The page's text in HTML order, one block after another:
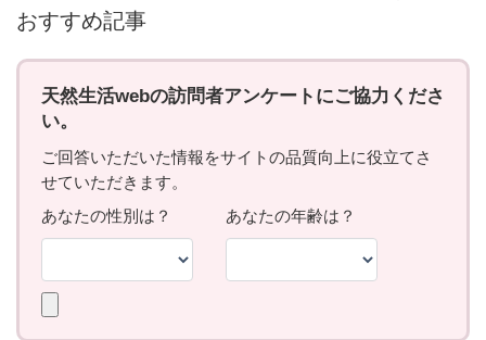
おすすめ記事